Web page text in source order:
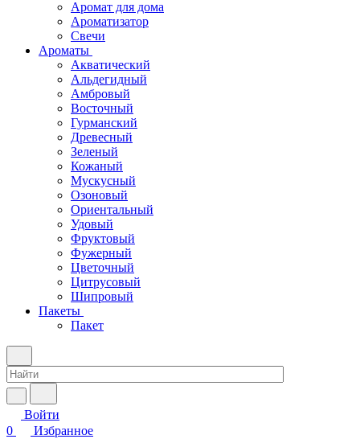
Аромат для дома
Ароматизатор
Свечи
Ароматы
Акватический
Альдегидный
Амбровый
Восточный
Гурманский
Древесный
Зеленый
Кожаный
Мускусный
Озоновый
Ориентальный
Удовый
Фруктовый
Фужерный
Цветочный
Цитрусовый
Шипровый
Пакеты
Пакет
Войти
0
Избранное